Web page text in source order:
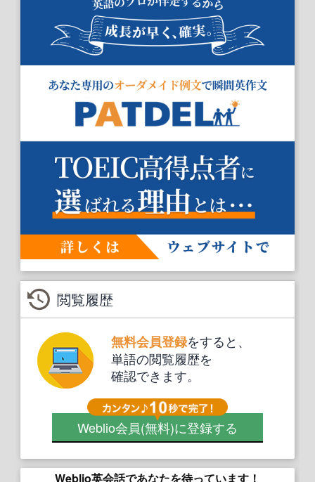
閲覧履歴
無料会員登録をすると、
単語の閲覧履歴を
確認できます。
Weblio会員(無料)に登録する
Weblio英会話であなたを待っています！